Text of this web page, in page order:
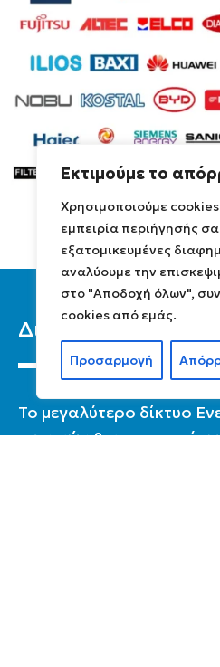
Εκτιμούμε το
Χρησιμοποιούμε
εμπειρία περιήγησής
εξατομικευμένες
αναλύουμε την
στο "Αποδοχή όλων",
cookies από εμάς.
Προσαρμογή
Διαθερμική Α.Ε
To μεγαλύτερο δίκτυο
τεχνικών &